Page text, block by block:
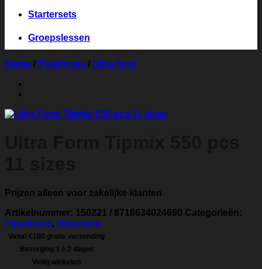
Startersets
Groepslessen
Home / Tips/forms / Ultra form
Prijzen alleen voor zakelijke klanten
Artikelnummer: 150221 / 8718634024690 Categorieën:
Tips/forms, Ultra form
Vanaf €100 gratis verzending
Bezorging 1 á 2 dagen
Veilig winkelen